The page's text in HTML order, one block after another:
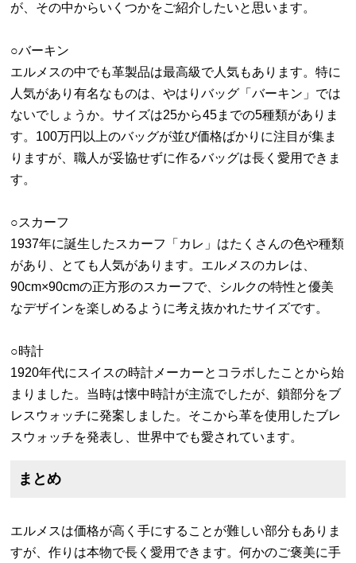
が、その中からいくつかをご紹介したいと思います。
○バーキン
エルメスの中でも革製品は最高級で人気もあります。特に
人気があり有名なものは、やはりバッグ「バーキン」では
ないでしょうか。サイズは25から45までの5種類がありま
す。100万円以上のバッグが並び価格ばかりに注目が集ま
りますが、職人が妥協せずに作るバッグは長く愛用できま
す。
○スカーフ
1937年に誕生したスカーフ「カレ」はたくさんの色や種類
があり、とても人気があります。エルメスのカレは、
90cm×90cmの正方形のスカーフで、シルクの特性と優美
なデザインを楽しめるように考え抜かれたサイズです。
○時計
1920年代にスイスの時計メーカーとコラボしたことから始
まりました。当時は懐中時計が主流でしたが、鎖部分をブ
レスウォッチに発案しました。そこから革を使用したブレ
スウォッチを発表し、世界中でも愛されています。
まとめ
エルメスは価格が高く手にすることが難しい部分もありま
すが、作りは本物で長く愛用できます。何かのご褒美に手